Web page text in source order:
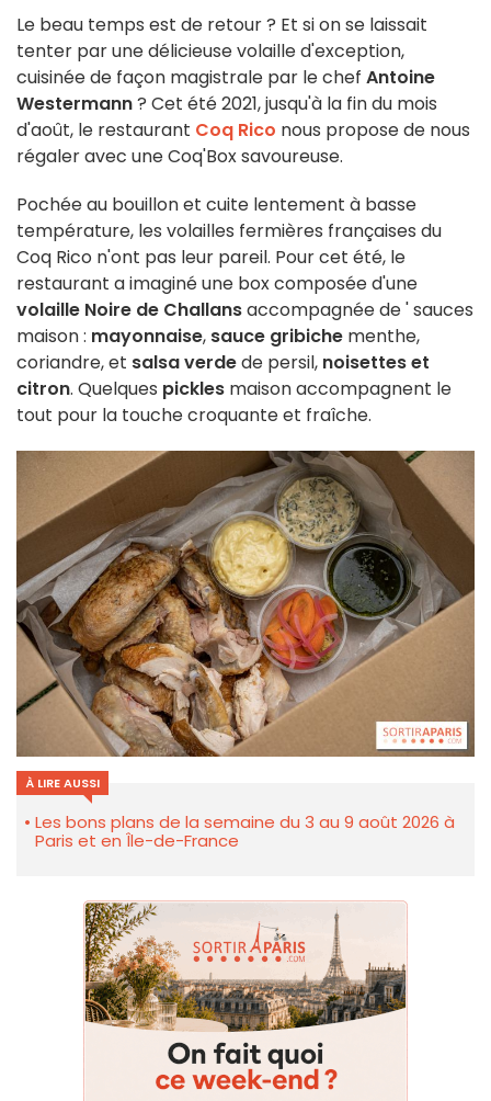
Le beau temps est de retour ? Et si on se laissait
tenter par une délicieuse volaille d'exception,
cuisinée de façon magistrale par le chef Antoine
Westermann? Cet été 2021, jusqu'à la fin du mois
d'août, le restaurant Coq Rico nous propose de nous
régaler avec une Coq'Box savoureuse.
Pochée au bouillon et cuite lentement à basse
température, les volailles fermières françaises du
Coq Rico n'ont pas leur pareil. Pour cet été, le
restaurant a imaginé une box composée d'une
volaille Noire de Challansaccompagnée de ' sauces
maison : mayonnaise, sauce gribiche menthe,
coriandre, et salsa verdede persil, noisettes et
citron. Quelques pickles maison accompagnent le
tout pour la touche croquante et fraîche.
À LIRE AUSSI
Les bons plans de la semaine du 3 au 9 août 2026 à
Paris et en Île-de-France